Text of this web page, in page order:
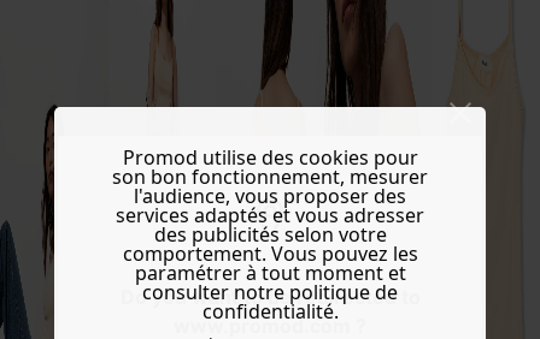
Do you want to be redirected to
www.promod.com ?
Promod utilise des cookies pour
son bon fonctionnement, mesurer
l'audience, vous proposer des
services adaptés et vous adresser
des publicités selon votre
comportement. Vous pouvez les
paramétrer à tout moment et
consulter notre politique de
confidentialité.